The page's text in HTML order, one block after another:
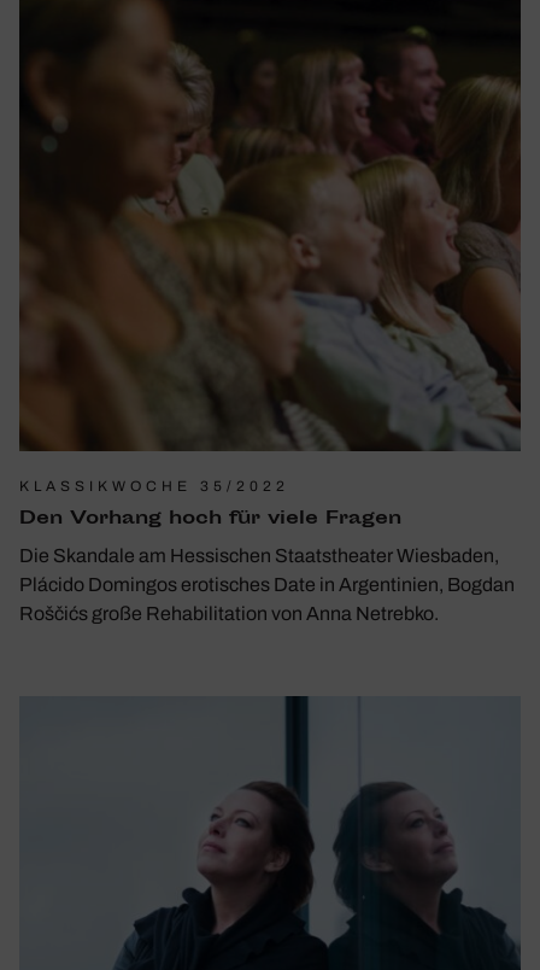
KLASSIKWOCHE 35/2022
Den Vorhang hoch für viele Fragen
Die Skandale am Hessischen Staatstheater Wiesbaden,
Plácido Domingos erotisches Date in Argentinien, Bogdan
Roščićs große Rehabilitation von Anna Netrebko.